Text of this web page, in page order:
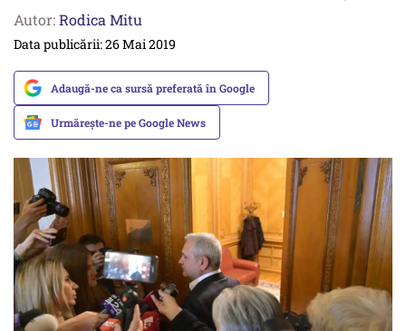
Autor:Rodica Mitu
Data publicării: 26 Mai 2019
Adaugă-ne ca sursă preferată în Google
Urmărește-ne pe Google News